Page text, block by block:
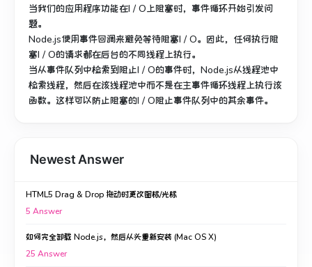
当我们的应用程序功能在I / O上阻塞时，事件循环开始引发问
题。
Node.js使用事件回调来避免等待阻塞I / O。 因此，任何执行阻
塞I / O的请求都在后台的不同线程上执行。
当从事件队列中检索到阻止I / O的事件时，Node.js从线程池中
检索线程，然后在该线程池中而不是在主事件循环线程上执行该
函数。 这样可以防止阻塞的I / O阻止事件队列中的其余事件。
Newest Answer
HTML5 Drag & Drop 拖动时更改图标/光标
5 Answer
如何完全卸载 Node.js，然后从头重新安装 (Mac OS X)
25 Answer